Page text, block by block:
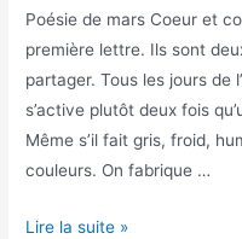
Poésie de mars Coeur et
première lettre. Ils sont
partager. Tous les jours de
s’active plutôt deux fois
Même s’il fait gris, froid,
couleurs. On fabrique …
Lire la suite »